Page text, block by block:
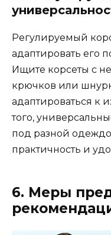
Регулируемый
адаптировать его
Ищите корсеты с
крючков или
адаптироваться к
того,
под разной
практичность и
6. Меры